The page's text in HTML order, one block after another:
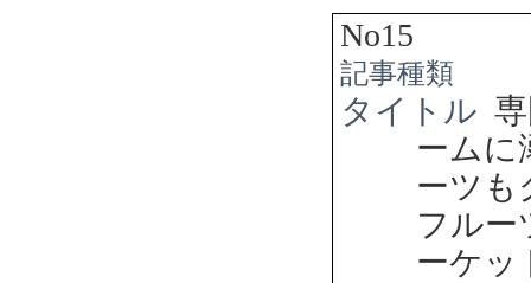
No15
記事種類
タイトル
ーム
ーツ
フル
ーケッ